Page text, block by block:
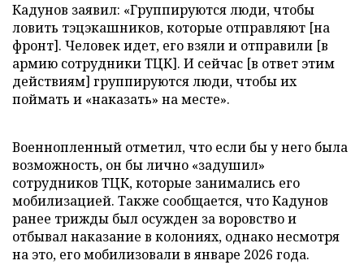
Кадунов заявил: «Группируются люди, чтобы
ловить тэцэкашников, которые отправляют [на
фронт]. Человек идет, его взяли и отправили [в
армию сотрудники ТЦК]. И сейчас [в ответ этим
действиям] группируются люди, чтобы их
поймать и «наказать» на месте».
Военнопленный отметил, что если бы у него была
возможность, он бы лично «задушил»
сотрудников ТЦК, которые занимались его
мобилизацией. Также сообщается, что Кадунов
ранее трижды был осужден за воровство и
отбывал наказание в колониях, однако несмотря
на это, его мобилизовали в январе 2026 года.